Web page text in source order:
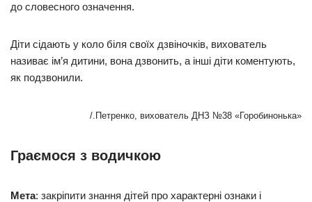
до словесного означення.
Діти сідають у коло біля своїх дзвіночків, вихователь
називає ім’я дитини, вона дзвонить, а інші діти коментують,
як подзвонили.
/.Петренко, вихователь ДНЗ №38 «Горобинонька»
Граємося з водичкою
Мета: закріпити знання дітей про характерні ознаки і